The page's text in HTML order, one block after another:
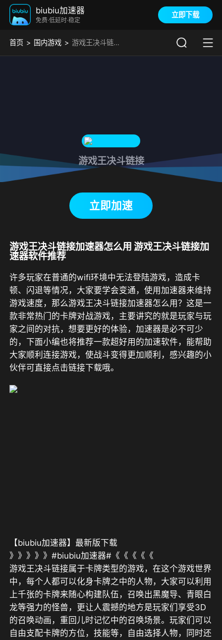
biubiu加速器
免费·低延时·稳定
立即下载
首页 国内游戏 游戏王决斗链接加速器
游戏王决斗链接
立即加速
游戏王决斗链接加速器怎么用 游戏王决斗链接加
速器软件推荐
许多玩家在普通的wifi环境中无法登陆游戏，造成卡
顿、闪退等情况，大家要学会变通，使用加速器来维持
游戏速度，那么游戏王决斗链接加速器怎么用？这是一
款非常热门的卡牌对战游戏，主要讲究的就是玩家与玩
家之间的对抗，想要更好的体验，加速器是必不可少
的，下面小编也将推荐一款超好用的加速软件，能帮助
大家顺利连接游戏，使战斗变得更加顺利，感兴趣的小
伙伴可直接点击链接下载哦。
【biubiu加速器】最新版下载
》》》》》#biubiu加速器#《《《《《
游戏王决斗链接属于卡牌类型的游戏，在这个游戏世界
中，每个人都可以化身卡牌之中的人物，大家可以利用
上千张的卡牌来随心构建队伍，召唤出黑魔导、青眼白
龙等强力的怪兽，更让人震撼的地方是玩家们享受3D
的召唤动画，重回儿时记忆中的召唤场景。玩家们可以
自由支配卡牌的方位，技能等，自由选择人物，同时还